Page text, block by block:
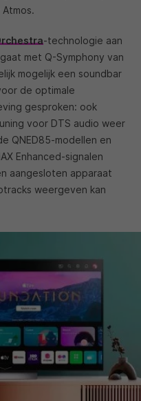
-technologie aan
met Q-Symphony van
mogelijk een soundbar
de optimale
gesproken: ook
voor DTS audio weer
QNED85-modellen en
Enhanced-signalen
aangesloten apparaat
weergeven kan